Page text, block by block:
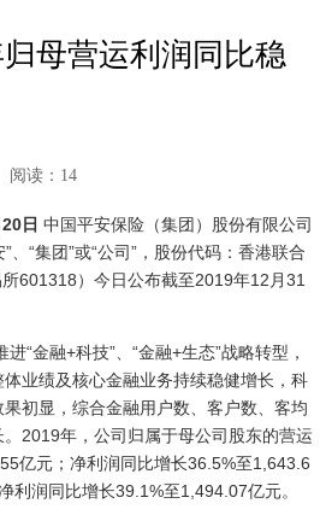
母营运利润同比稳
阅读：14
日 中国平安保险（集团）股份有限公司
”、“集团”或“公司”，股份代码：香港联合
601318）今日公布截至2019年12月31
“金融+科技”、“金融+生态”战略转型，
业绩及核心金融业务持续稳健增长，科
初显，综合金融用户数、客户数、客均
2019年，公司归属于母公司股东的营运
亿元；净利润同比增长36.5%至1,643.6
利润同比增长39.1%至1,494.07亿元。